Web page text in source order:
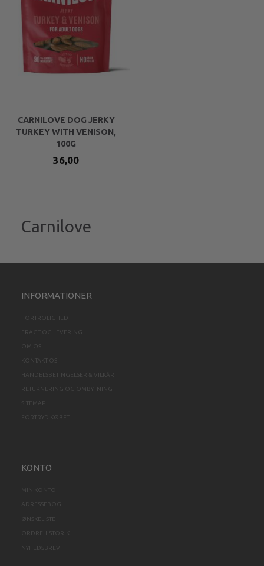
CARNILOVE DOG JERKY
TURKEY WITH VENISON,
100G
36,00
Carnilove
INFORMATIONER
FORTROLIGHED
FRAGT OG LEVERING
OM OS
KONTAKT OS
HANDELSBETINGELSER & VILKÅR
RETURNERING OG OMBYTNING
SITEMAP
FORTRYD KØBET
KONTO
MIN KONTO
ADRESSEBOG
ØNSKELISTE
ORDREHISTORIK
NYHEDSBREV